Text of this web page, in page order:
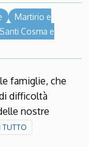
Martirio e
Santi Cosma e
famiglie, che
difficoltà
nostre
TUTTO